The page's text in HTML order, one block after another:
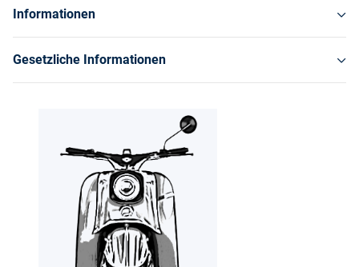
Informationen
Gesetzliche Informationen